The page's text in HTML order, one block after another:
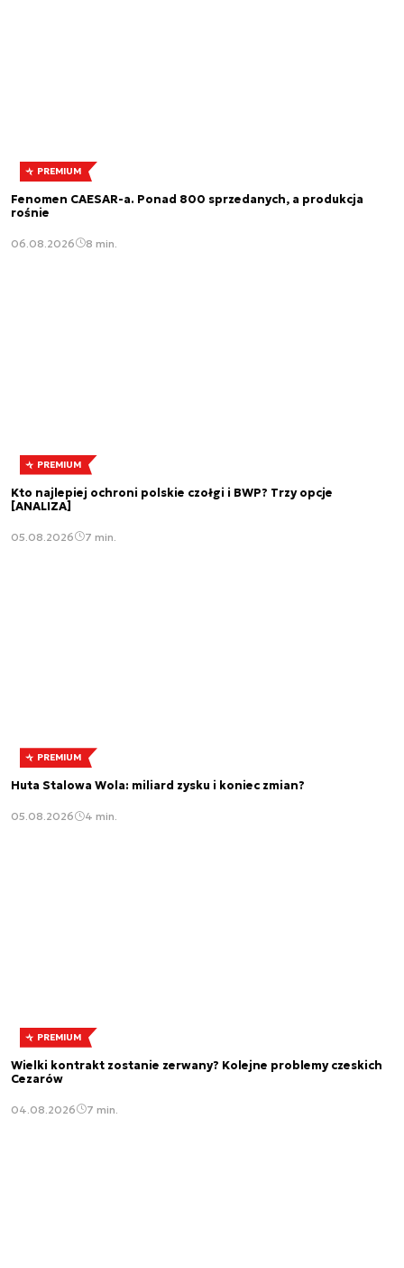
PREMIUM
Fenomen CAESAR-a. Ponad 800 sprzedanych, a produkcja
rośnie
06.08.2026 8 min.
PREMIUM
Kto najlepiej ochroni polskie czołgi i BWP? Trzy opcje
[ANALIZA]
05.08.2026 7 min.
PREMIUM
Huta Stalowa Wola: miliard zysku i koniec zmian?
05.08.2026 4 min.
PREMIUM
Wielki kontrakt zostanie zerwany? Kolejne problemy czeskich
Cezarów
04.08.2026 7 min.